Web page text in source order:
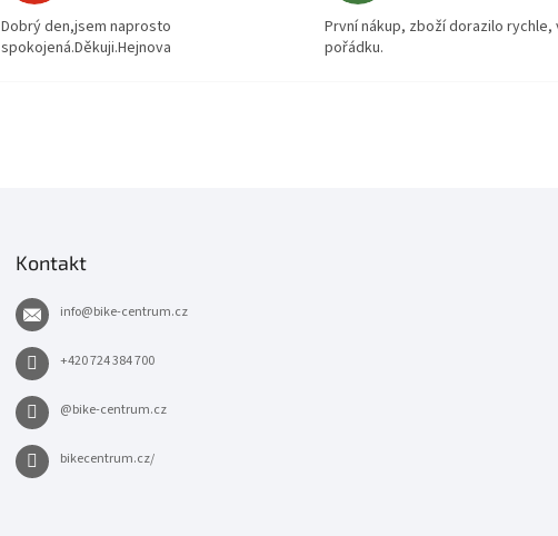
Dobrý den,jsem naprosto
spokojená.Děkuji.Hejnova
První nákup, zboží dorazilo rychle,
pořádku.
Kontakt
info@bike-centrum.cz
+420 724 384 700
@bike-centrum.cz
bikecentrum.cz/